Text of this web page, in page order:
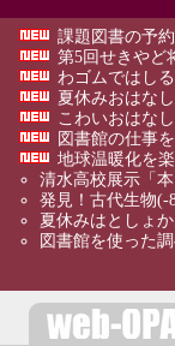
課題図書の予
第5回せきやど
わゴムではし
夏休みおはな
こわいおはな
図書館の仕事
地球温暖化を
清水高校展示「
発見！古代生物(-
夏休みはとしょ
図書館を使った